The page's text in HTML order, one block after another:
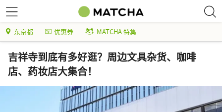
东京都 优惠券 MATCHA 特集
吉祥寺到底有多好逛？周边文具杂货、咖啡
店、药妆店大集合！